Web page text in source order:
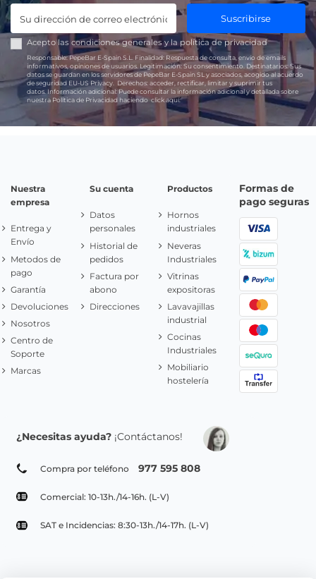
Suscribirse
Acepto las condiciones generales y lapolítica de privacidad
Responsable:PepeBar E-Spain S.L. Finalidad: Respuesta de consulta, envío de emails
informativos, opiniones de usuarios. Legitimación: Su consentimiento. Destinatarios:Sus
datos se guardan en los servidores de PepeBar E-Spain SL y asociados, acogido al acuerdo
de seguridad EU-US Privacy. Derechos: acceder, rectificar, limitar y suprimir tus
datos.Información adicional:Puede consultar la información adicional y detallada sobre
nuestra Política de Privacidad haciendoclick aquí.
Nuestra
empresa
Entrega y
Envío
Metodos de
pago
Garantía
Devoluciones
Nosotros
Centro de
Soporte
Marcas
Su cuenta
Datos
personales
Historial de
pedidos
Factura por
abono
Direcciones
Productos
Hornos
industriales
Neveras
Industriales
Vitrinas
expositoras
Lavavajillas
industrial
Cocinas
Industriales
Mobiliario
hostelería
Formas de
pago seguras
¿Necesitas ayuda? ¡Contáctanos!
Compra por teléfono 977 595 808
Comercial: 10-13h./14-16h. (L-V)
SAT e Incidencias: 8:30-13h./14-17h. (L-V)